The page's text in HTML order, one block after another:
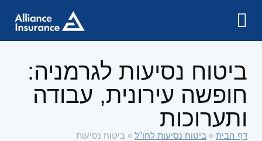
ביטוח נסיעות לגרמניה:
חופשה עירונית, עבודה
ותערוכות
דף הבית » ביטוח נסיעות לחו"ל » ביטוח נסיעות